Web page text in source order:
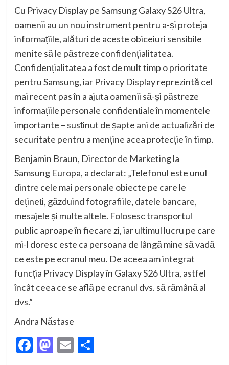
Cu Privacy Display pe Samsung Galaxy S26 Ultra,
oamenii au un nou instrument pentru a-și proteja
informațiile, alături de aceste obiceiuri sensibile
menite să le păstreze confidențialitatea.
Confidențialitatea a fost de mult timp o prioritate
pentru Samsung, iar Privacy Display reprezintă cel
mai recent pas în a ajuta oamenii să-și păstreze
informațiile personale confidențiale în momentele
importante – susținut de șapte ani de actualizări de
securitate pentru a menține acea protecție în timp.
Benjamin Braun, Director de Marketing la
Samsung Europa, a declarat: „Telefonul este unul
dintre cele mai personale obiecte pe care le
dețineți, găzduind fotografiile, datele bancare,
mesajele și multe altele. Folosesc transportul
public aproape în fiecare zi, iar ultimul lucru pe care
mi-l doresc este ca persoana de lângă mine să vadă
ce este pe ecranul meu. De aceea am integrat
funcția Privacy Display în Galaxy S26 Ultra, astfel
încât ceea ce se află pe ecranul dvs. să rămână al
dvs.”
Andra Năstase
Facebook
Mastodon
EmailPartajează